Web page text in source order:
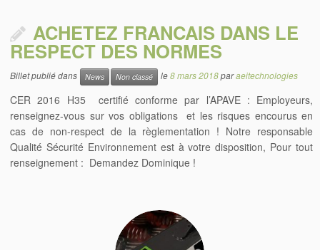
ACHETEZ FRANCAIS DANS LE
RESPECT DES NORMES
Billet publié dans News Non classé le8 mars 2018paraeitechnologies
CER 2016 H35 certifié conforme par l’APAVE : Employeurs,
renseignez-vous sur vos obligations et les risques encourus en
cas de non-respect de la règlementation ! Notre responsable
Qualité Sécurité Environnement est à votre disposition, Pour tout
renseignement : Demandez Dominique !